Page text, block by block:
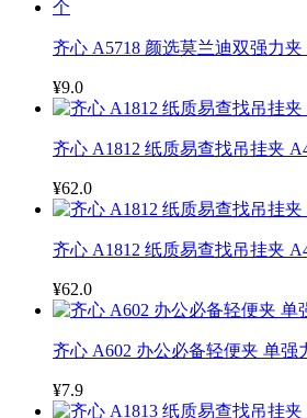
齐心 A5718 颜选莫兰迪双强力
¥9.0
齐心 A1812 纸质易查找吊挂夹
¥62.0
齐心 A1812 纸质易查找吊挂夹
¥62.0
齐心 A602 办公必备轻便夹 单强
¥7.9